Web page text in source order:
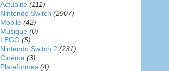
Actualité (111)
Nintendo Switch (2907)
Mobile (42)
Musique (0)
LEGO (5)
Nintendo Switch 2 (231)
Cinéma (3)
Plateformes (4)